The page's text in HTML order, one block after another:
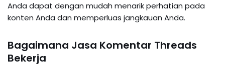
Anda dapat dengan mudah menarik perhatian pada
konten Anda dan memperluas jangkauan Anda.
Bagaimana Jasa Komentar Threads
Bekerja